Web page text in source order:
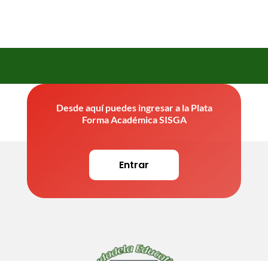
Desde aquí puedes ingresar a la Plata
Forma Académica SISGA
Entrar